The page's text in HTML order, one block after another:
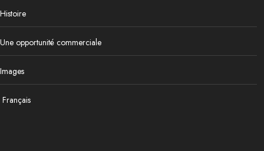
Histoire
Une opportunité commerciale
Images
Français